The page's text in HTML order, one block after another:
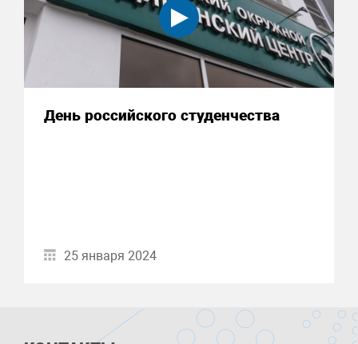
День российского студенчества
25 января 2024